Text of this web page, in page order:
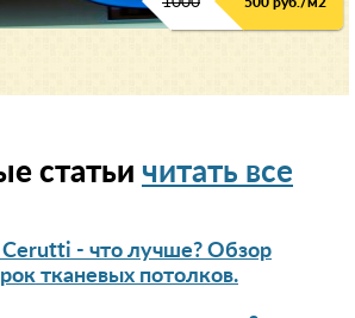
статьи читать все
Cerutti - что лучше? Обзор
тканевых потолков.